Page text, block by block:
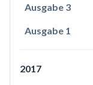
Ausgabe 3
Ausgabe 1
2017